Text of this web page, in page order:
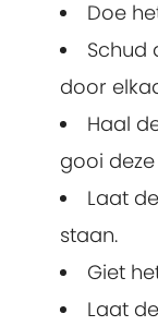
Doe
Schud
door
Haal
gooi
Laat
staan.
Giet
Laat